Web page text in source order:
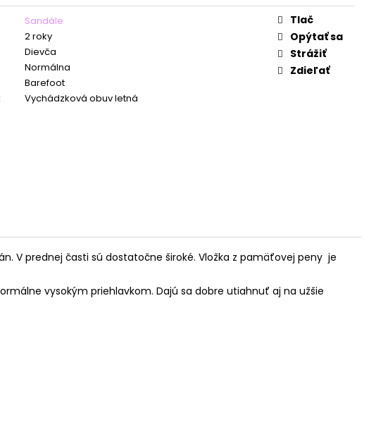
Sandále
2 roky
Dievča
Normálna
Barefoot
Vychádzková obuv letná
Tlač
Opýtať sa
Strážiť
Zdieľať
V prednej časti sú dostatočne široké. Vložka z pamäťovej peny je
vysokým priehlavkom. Dajú sa dobre utiahnuť aj na užšie